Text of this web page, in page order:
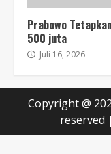
Prabowo
500 juta
Juli 16, 2026
Copyright @
reserved |